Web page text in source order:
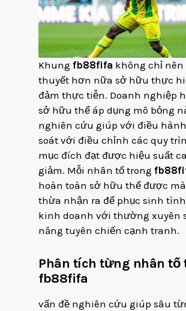
Khung fb88fifa không chỉ nên
thuyết hơn nữa sở hữu thực
đảm thực tiễn. Doanh nghiệp
sở hữu thể áp dụng mô bỏng
nghiên cứu giúp với điều
soát với điều chỉnh các quy
mục đích đạt được hiệu suất
giảm. Mỗi nhân tố trong
hoàn toàn sở hữu thể được
thừa nhận ra để phục sinh
kinh doanh với thường xuyên
năng tuyên chiến cạnh tranh.
Phân tích từng nhân tố
fb88fifa
vấn đề nghiên cứu giúp sâu